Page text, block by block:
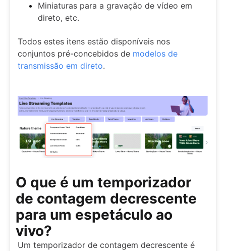
Miniaturas para a gravação de vídeo em
direto, etc.
Todos estes itens estão disponíveis nos
conjuntos pré-concebidos de modelos de
transmissão em direto.
O que é um temporizador
de contagem decrescente
para um espetáculo ao
vivo?
Um temporizador de contagem decrescente é